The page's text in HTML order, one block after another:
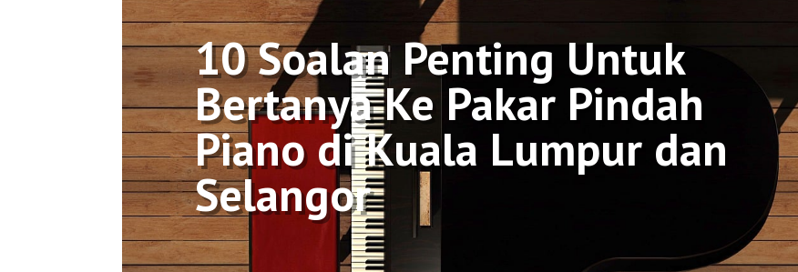
10 Soalan Penting Untuk
Bertanya Ke Pakar Pindah
Piano di Kuala Lumpur dan
Selangor